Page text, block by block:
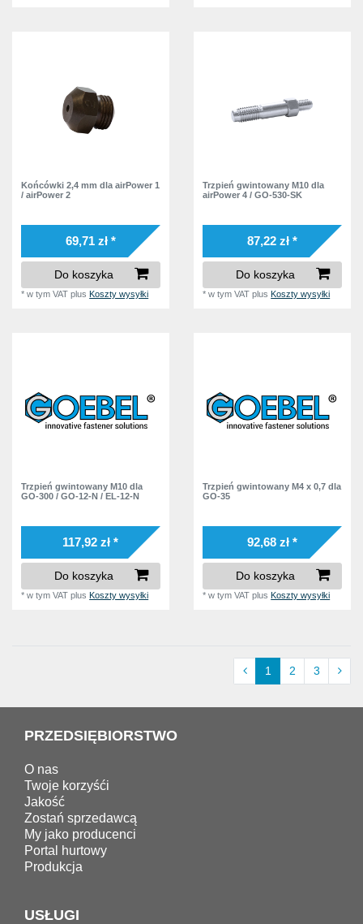
Końcówki 2,4 mm dla airPower 1
/ airPower 2
69,71 zł *
Do koszyka
*w tym VAT plusKoszty wysyłki
Trzpień gwintowany M10 dla
airPower 4 / GO-530-SK
87,22 zł *
Do koszyka
*w tym VAT plusKoszty wysyłki
Trzpień gwintowany M10 dla
GO-300 / GO-12-N / EL-12-N
117,92 zł *
Do koszyka
*w tym VAT plusKoszty wysyłki
Trzpień gwintowany M4 x 0,7 dla
GO-35
92,68 zł *
Do koszyka
*w tym VAT plusKoszty wysyłki
1 2 3
PRZEDSIĘBIORSTWO
O nas
Twoje korzyśći
Jakość
Zostań sprzedawcą
My jako producenci
Portal hurtowy
Produkcja
USŁUGI